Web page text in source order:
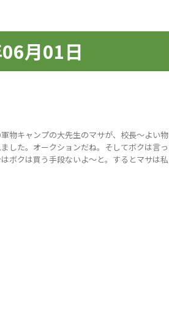
月01日
物キャンプの大先生のマサが、校長〜よい物
した。オークションだね。そしてボクは言っ
ボクは買う手段ないよ〜と。するとマサは私